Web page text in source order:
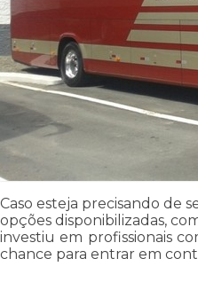
Caso esteja precisando de
opções disponibilizadas,
investiu em profissionais
chance para entrar em